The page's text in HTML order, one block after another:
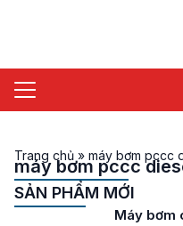
Trang chủ » máy bơm pccc
máy bơm pccc
SẢN PHẨM MỚI
Máy bơm